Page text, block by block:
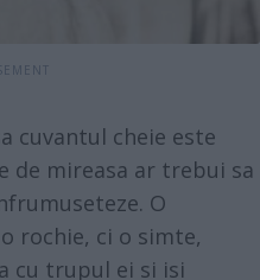
cuvantul cheie este
de mireasa ar trebui sa
O
rochie, ci o simte,
cu trupul ei si isi